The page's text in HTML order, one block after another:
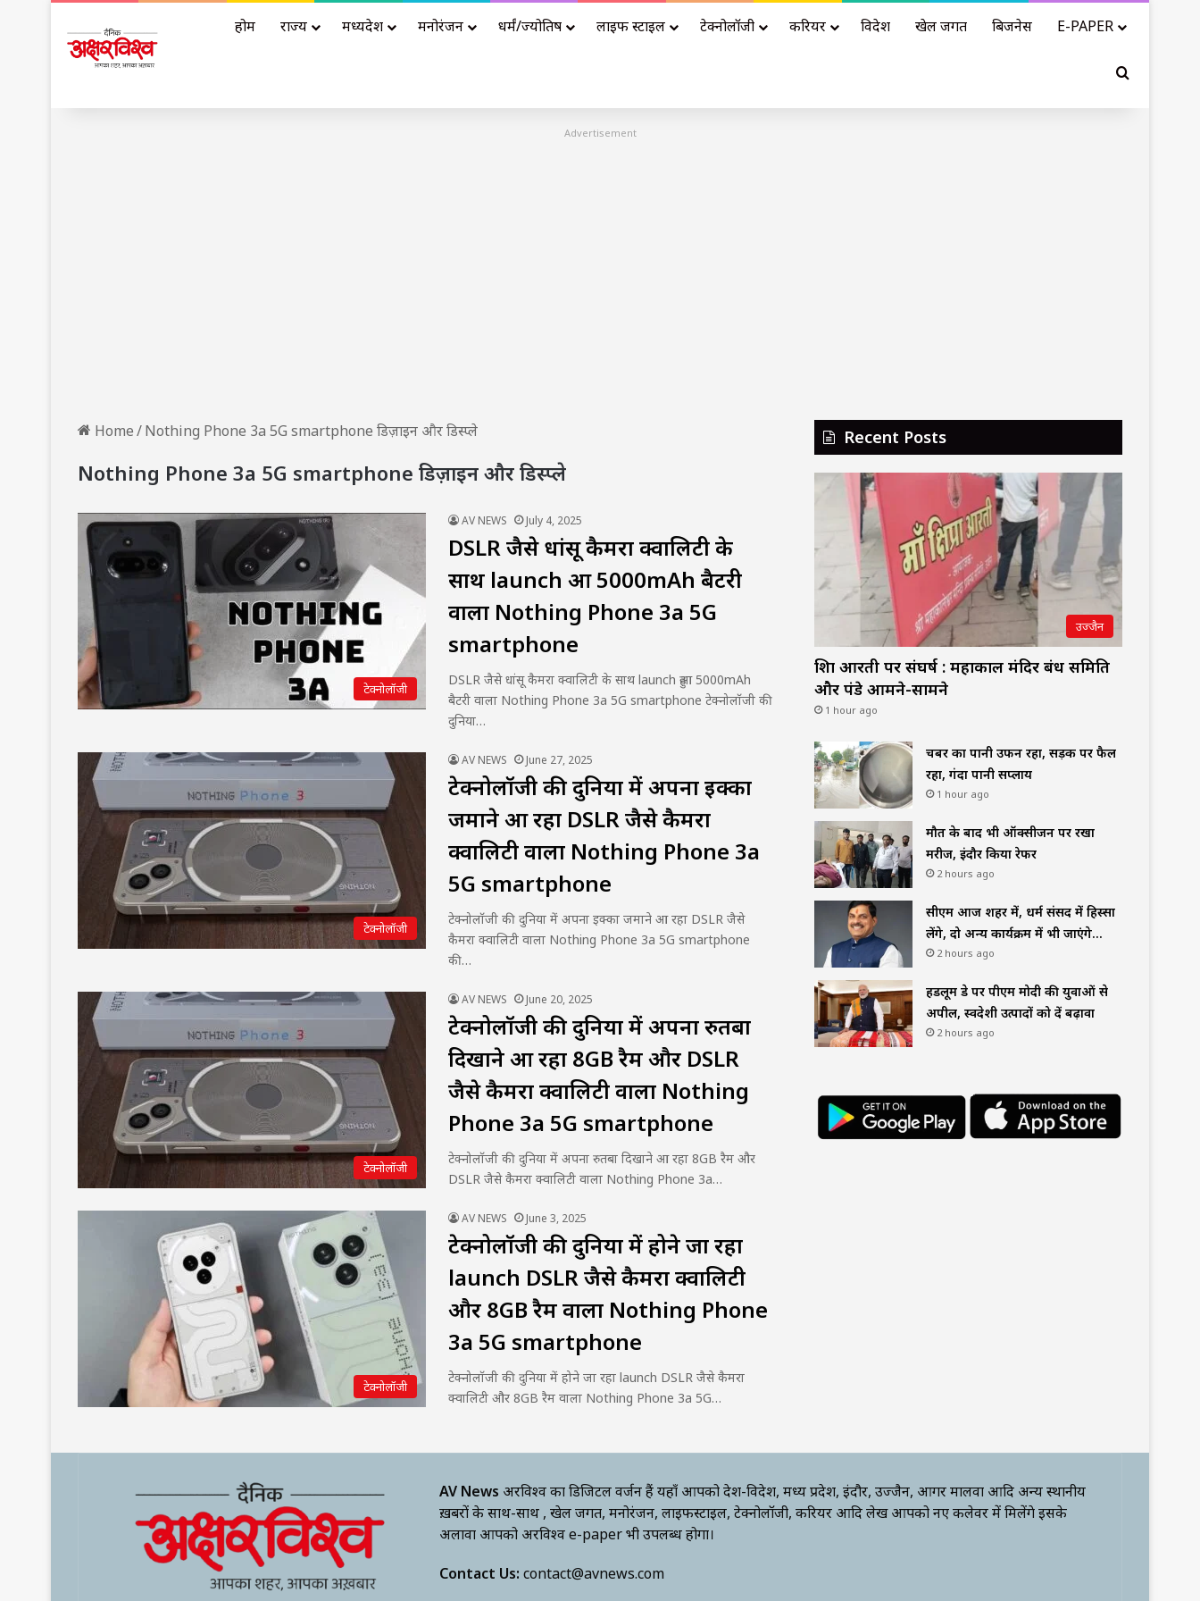
होम राज्य मध्यप्रदेश मनोरंजन धर्मं/ज्योतिष लाइफ स्टाइल टेक्नोलॉजी करियर विदेश खेल जगत बिजनेस E-PAPER
Search for
Advertisement
Home/Nothing Phone 3a 5G smartphone डिज़ाइन और डिस्प्ले
Nothing Phone 3a 5G smartphone डिज़ाइन और डिस्प्ले
टेक्नोलॉजी
AV NEWS July 4, 2025
DSLR जैसे धांसू कैमरा क्वालिटी के
साथ launch हुआ 5000mAh बैटरी
वाला Nothing Phone 3a 5G
smartphone
DSLR जैसे धांसू कैमरा क्वालिटी के साथ launch हुआ 5000mAh
बैटरी वाला Nothing Phone 3a 5G smartphone टेक्नोलॉजी की
दुनिया…
टेक्नोलॉजी
AV NEWS June 27, 2025
टेक्नोलॉजी की दुनिया में अपना इक्का
जमाने आ रहा DSLR जैसे कैमरा
क्वालिटी वाला Nothing Phone 3a
5G smartphone
टेक्नोलॉजी की दुनिया में अपना इक्का जमाने आ रहा DSLR जैसे
कैमरा क्वालिटी वाला Nothing Phone 3a 5G smartphone
की…
टेक्नोलॉजी
AV NEWS June 20, 2025
टेक्नोलॉजी की दुनिया में अपना रुतबा
दिखाने आ रहा 8GB रैम और DSLR
जैसे कैमरा क्वालिटी वाला Nothing
Phone 3a 5G smartphone
टेक्नोलॉजी की दुनिया में अपना रुतबा दिखाने आ रहा 8GB रैम और
DSLR जैसे कैमरा क्वालिटी वाला Nothing Phone 3a…
टेक्नोलॉजी
AV NEWS June 3, 2025
टेक्नोलॉजी की दुनिया में होने जा रहा
launch DSLR जैसे कैमरा क्वालिटी
और 8GB रैम वाला Nothing Phone
3a 5G smartphone
टेक्नोलॉजी की दुनिया में होने जा रहा launch DSLR जैसे कैमरा
क्वालिटी और 8GB रैम वाला Nothing Phone 3a 5G…
Recent Posts
उज्जैन
शिप्रा आरती पर संघर्ष : महाकाल मंदिर प्रबंध समिति
और पंडे आमने-सामने
1 hour ago
चैंबर का पानी उफन रहा, सड़क पर फैल
रहा, गंदा पानी सप्लाय
1 hour ago
मौत के बाद भी ऑक्सीजन पर रखा
मरीज, इंदौर किया रेफर
2 hours ago
सीएम आज शहर में, धर्म संसद में हिस्सा
लेंगे, दो अन्य कार्यक्रम में भी जाएंगे…
2 hours ago
हैंडलूम डे पर पीएम मोदी की युवाओं से
अपील, स्वदेशी उत्पादों को दें बढ़ावा
2 hours ago
AV News अक्षरविश्व का डिजिटल वर्जन हैं यहाँ आपको देश-विदेश, मध्य प्रदेश, इंदौर, उज्जैन, आगर मालवा आदि अन्य स्थानीय
ख़बरों के साथ-साथ , खेल जगत, मनोरंजन, लाइफस्टाइल, टेक्नोलॉजी, करियर आदि लेख आपको नए कलेवर में मिलेंगे इसके
अलावा आपको अक्षरविश्व e-paper भी उपलब्ध होगा।
Contact Us: contact@avnews.com